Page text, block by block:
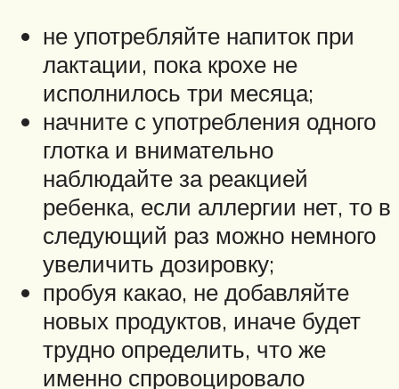
не употребляйте напиток при
лактации, пока крохе не
исполнилось три месяца;
начните с употребления одного
глотка и внимательно
наблюдайте за реакцией
ребенка, если аллергии нет, то в
следующий раз можно немного
увеличить дозировку;
пробуя какао, не добавляйте
новых продуктов, иначе будет
трудно определить, что же
именно спровоцировало